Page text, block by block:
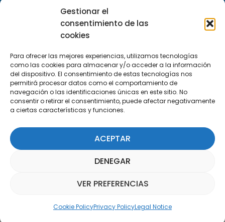
Gestionar el
consentimiento de las
cookies
Para ofrecer las mejores experiencias, utilizamos tecnologías
como las cookies para almacenar y/o acceder a la información
del dispositivo. El consentimiento de estas tecnologías nos
permitirá procesar datos como el comportamiento de
navegación o las identificaciones únicas en este sitio. No
consentir o retirar el consentimiento, puede afectar negativamente
a ciertas características y funciones.
ACEPTAR
DENEGAR
VER PREFERENCIAS
Cookie PolicyPrivacy PolicyLegal Notice
29590 Campanillas, Málaga
Subscribe to our Newsletter
SUBSCRIBE HERE